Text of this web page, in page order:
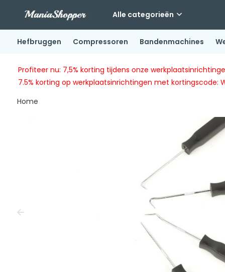
Alle categorieën
Hefbruggen Compressoren Bandenmachines
Profiteer nu: 7,5% korting tijdens onze
7.5% korting op werkplaatsinrichtingen met kortingscode:
Home